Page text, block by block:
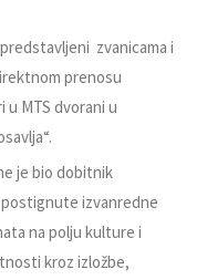
zvanicama i
prenosu
MTS dvorani u
je bio dobitnik
izvanredne
na polju kulture i
kroz izložbe,